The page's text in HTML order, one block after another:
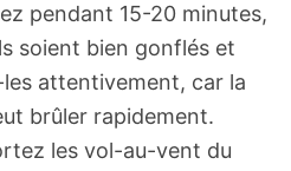
pendant 15-20 minutes,
soient bien gonflés et
attentivement, car la
brûler rapidement.
les vol-au-vent du